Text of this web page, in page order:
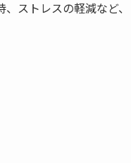
ストレスの軽減など、